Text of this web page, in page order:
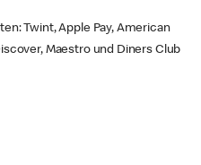
Twint, Apple Pay, American
Maestro und Diners Club